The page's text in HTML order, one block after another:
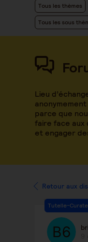
Tous les thèmes
Tous les sous
Lieu
parce que
faire face aux
et engager
Retour aux
Tutelle-